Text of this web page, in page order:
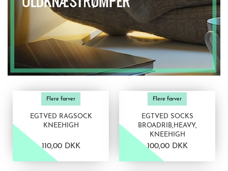
Flere farver
EGTVED RAGSOCK
KNEEHIGH
110,00 DKK
Flere farver
EGTVED SOCKS
BROADRIB,HEAVY,
KNEEHIGH
100,00 DKK